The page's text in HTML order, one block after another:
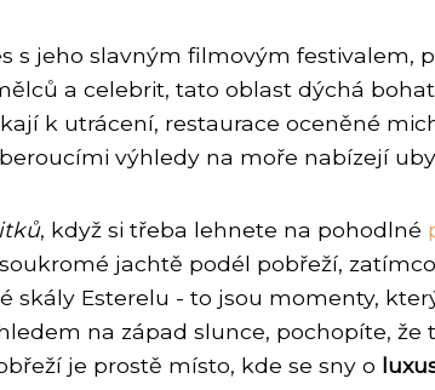
s jeho slavným filmovým festivalem,
a celebrit, tato oblast dýchá
k utrácení, restaurace oceněné
výhledy na moře nabízejí
, když si třeba lehnete na pohodlné
jachtě podél pobřeží,
Esterelu - to jsou momenty,
na západ slunce, pochopíte, že
je prostě místo, kde se sny o